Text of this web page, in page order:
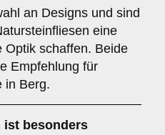
an Designs und sind
eine
Optik schaffen. Beide
Empfehlung für
in Berg.
ist besonders